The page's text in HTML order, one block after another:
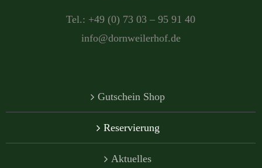
Tel.: +49 (0) 73 03 – 95 91 40
info@dornweilerhof.de
Gutschein Shop
Reservierung
Aktuelles